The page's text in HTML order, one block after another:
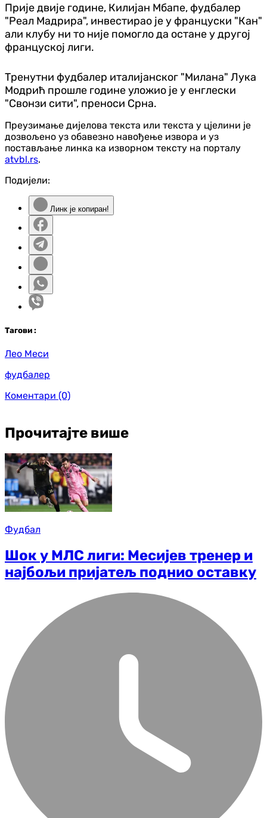
Прије двије године, Килијан Мбапе, фудбалер
"Реал Мадрира", инвестирао је у француски "Кан"
али клубу ни то није помогло да остане у другој
француској лиги.
Тренутни фудбалер италијанског "Милана" Лука
Модрић прошле године уложио је у енглески
"Свонзи сити", преноси Срна.
Преузимање дијелова текста или текста у цјелини је
дозвољено уз обавезно навођење извора и уз
постављање линка ка изворном тексту на порталу
atvbl.rs.
Подијели:
Линк је копиран!
Тагови :
Лео Меси
фудбалер
Коментари (0)
Прочитајте више
Фудбал
Шок у МЛС лиги: Месијев тренер и
најбољи пријатељ поднио оставку